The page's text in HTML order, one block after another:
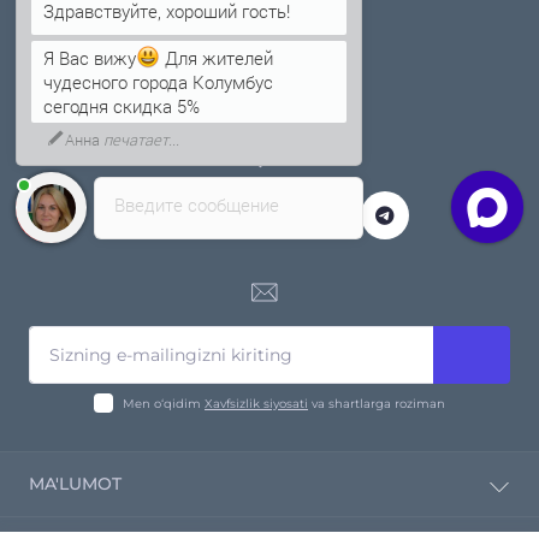
+998 78 555 17 30
Men o‘qidim Xavfsizlik siyosati va shartlarga roziman
MA'LUMOT
Kompaniya haqida
Введите сообщение
Я Вас вижу
Для жителей
чудесного города Колумбус
сегодня скидка 5%
Анна печатает...